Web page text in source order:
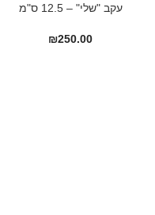
עקב "שלי" – 12.5 ס"מ
₪250.00